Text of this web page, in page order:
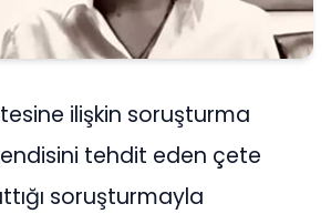
ilişkin soruşturma
tehdit eden çete
soruşturmayla